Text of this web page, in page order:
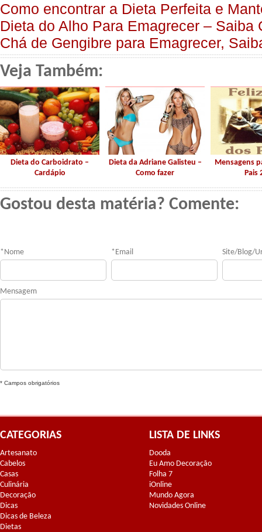
Como encontrar a Dieta Perfeita e
Dieta do Alho Para Emagrecer – Saiba
Chá de Gengibre para Emagrecer,
Veja Também:
Dieta do Carboidrato –
Cardápio
Dieta da Adriane Galisteu –
Como fazer
Mensagens
Pais
Gostou desta matéria? Comente:
* Nome * Email Site/Blog/
Mensagem
* Campos obrigatórios
CATEGORIAS
Artesanato
Cabelos
Casas
Culinária
Decoração
Dicas
Dicas de Beleza
Dietas
LISTA DE LINKS
Dooda
Eu Amo Decoração
Folha 7
iOnline
Mundo Agora
Novidades Online